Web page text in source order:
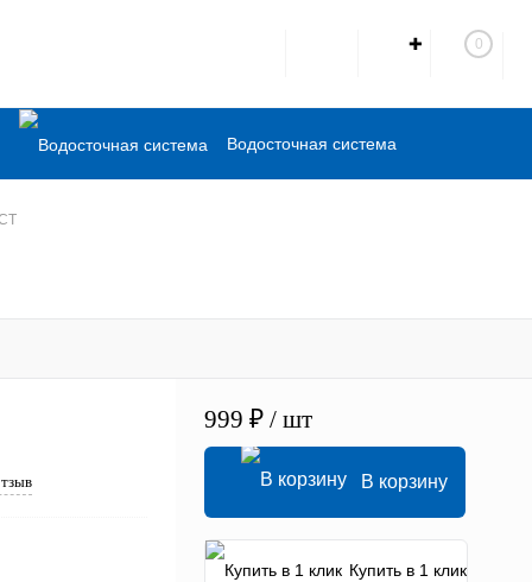
✚ 0
Водосточная система
999 ₽ / шт
В корзину
Купить в 1 клик